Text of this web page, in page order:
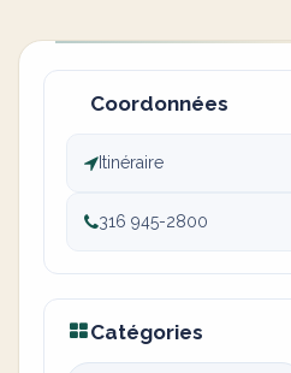
Coordonnées
Itinéraire
316 945-2800
Catégories